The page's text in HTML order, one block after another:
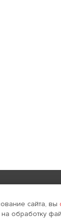
сайта, вы
обработку